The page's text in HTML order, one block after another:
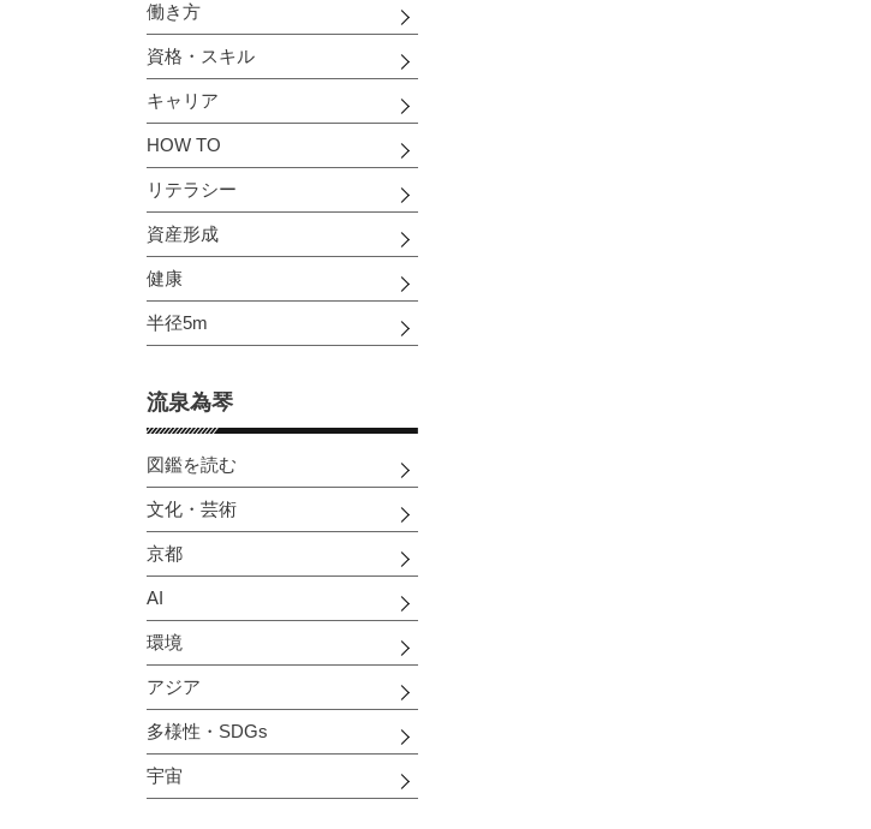
働き方
資格・スキル
キャリア
HOW TO
リテラシー
資産形成
健康
半径5m
流泉為琴
図鑑を読む
文化・芸術
京都
AI
環境
アジア
多様性・SDGs
宇宙